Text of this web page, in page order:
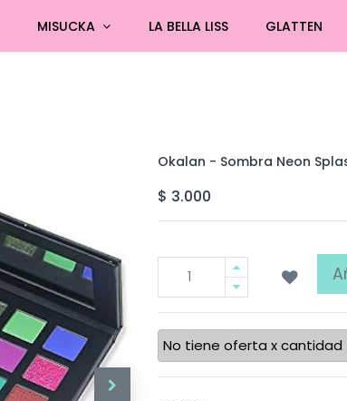
MISUCKA LA BELLA LISS GLATTEN
Okalan - Sombra Neon
$ 3.000
No tiene oferta x cantidad